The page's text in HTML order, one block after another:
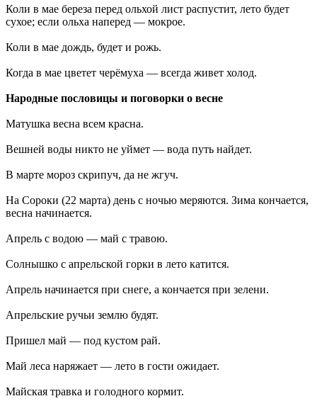
Коли в мае береза перед ольхой лист распустит, лето будет
сухое; если ольха наперед — мокрое.
Коли в мае дождь, будет и рожь.
Когда в мае цветет черёмуха — всегда живет холод.
Народные пословицы и поговорки о весне
Матушка весна всем красна.
Вешней воды никто не уймет — вода путь найдет.
В марте мороз скрипуч, да не жгуч.
На Сороки (22 марта) день с ночью меряются. Зима кончается,
весна начинается.
Апрель с водою — май с травою.
Солнышко с апрельской горки в лето катится.
Апрель начинается при снеге, а кончается при зелени.
Апрельские ручьи землю будят.
Пришел май — под кустом рай.
Май леса наряжает — лето в гости ожидает.
Майская травка и голодного кормит.